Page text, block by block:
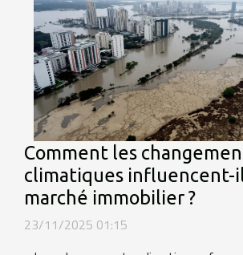
Comment les
climatiques influencent-
marché immobilier ?
23/11/2025 01:15